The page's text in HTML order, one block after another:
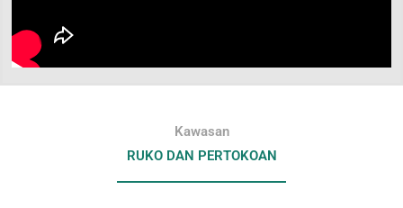
Kawasan
RUKO DAN PERTOKOAN